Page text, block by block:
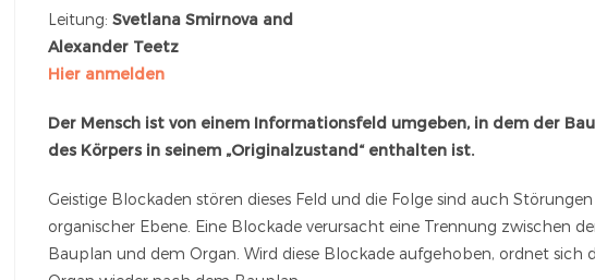
Leitung: Svetlana Smirnova and
Alexander Teetz
Hier anmelden
Der Mensch ist von einem Informationsfeld umgeben, in dem der
des Körpers in seinem „Originalzustand“ enthalten ist.
Geistige Blockaden stören dieses Feld und die Folge sind auch
organischer Ebene. Eine Blockade verursacht eine Trennung zwischen
Bauplan und dem Organ. Wird diese Blockade aufgehoben, ordnet sich